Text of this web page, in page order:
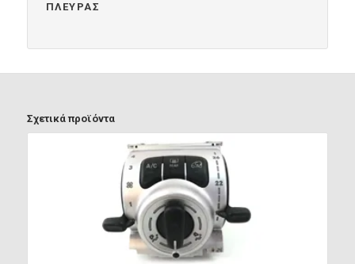
ΠΛΕΥΡΆΣ
Σχετικά προϊόντα